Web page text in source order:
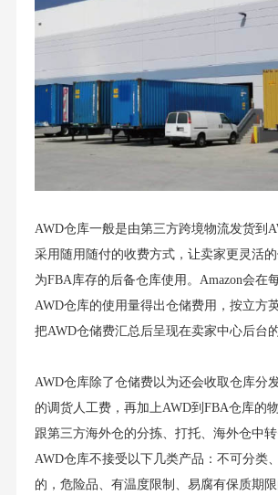
AWD仓库一般是由第三方跨境物流发货到
采用随用随付的收费方式，让卖家更灵活
为FBA库存的后备仓库使用。Amazon会在
AWD仓库的使用量得出仓储费用，按立方
把AWD仓储费汇总后呈现在卖家中心后台
AWD仓库除了仓储费以为还会收取仓库分
的调货人工费，再加上AWD到FBA仓库的
跟第三方海外仓的分拣、打托、海外仓中转
AWD仓库不接受以下几类产品：不可分类
的，危险品、有温度限制、易腐有保质期限